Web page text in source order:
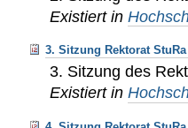
Existiert in
3. Sitzung Rektorat StuRa
3. Sitzung des
Existiert in